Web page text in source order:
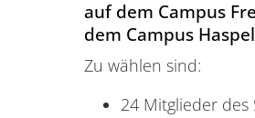
auf dem Campus
dem Campus
Zu wählen sind:
24 Mitglieder